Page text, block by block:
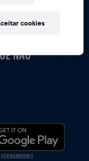
NÃO
cookies